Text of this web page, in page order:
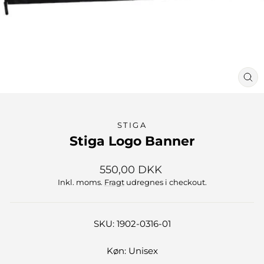
STIGA
Stiga Logo Banner
Normalpris
550,00 DKK
Inkl. moms. Fragtudregnes i checkout.
SKU: 1902-0316-01
Køn: Unisex